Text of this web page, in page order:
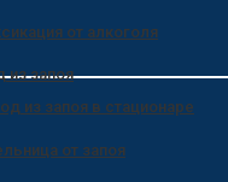
от алкоголя
из запоя
из запоя в стационаре
от запоя